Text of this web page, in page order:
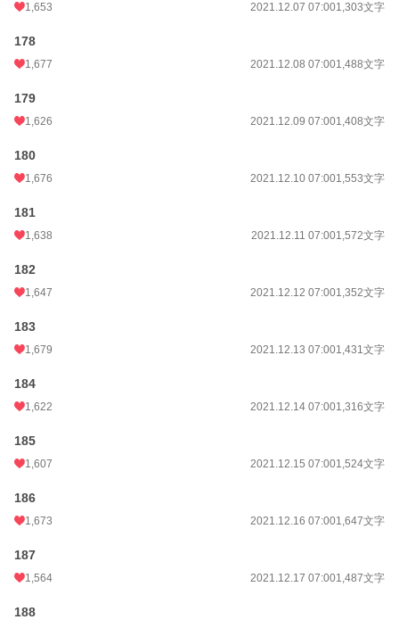
1,653 2021.12.07 07:001,303文字
178
1,677 2021.12.08 07:001,488文字
179
1,626 2021.12.09 07:001,408文字
180
1,676 2021.12.10 07:001,553文字
181
1,638 2021.12.11 07:001,572文字
182
1,647 2021.12.12 07:001,352文字
183
1,679 2021.12.13 07:001,431文字
184
1,622 2021.12.14 07:001,316文字
185
1,607 2021.12.15 07:001,524文字
186
1,673 2021.12.16 07:001,647文字
187
1,564 2021.12.17 07:001,487文字
188